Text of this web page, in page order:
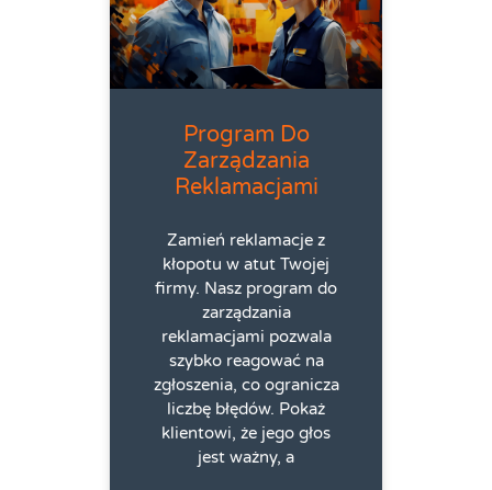
Program Do
Zarządzania
Reklamacjami
Zamień reklamacje z
kłopotu w atut Twojej
firmy. Nasz program do
zarządzania
reklamacjami pozwala
szybko reagować na
zgłoszenia, co ogranicza
liczbę błędów. Pokaż
klientowi, że jego głos
jest ważny, a